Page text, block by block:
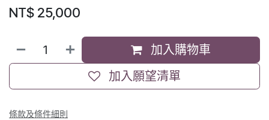
NT$ 25,000
加入購物車
加入願望清單
條款及條件細則